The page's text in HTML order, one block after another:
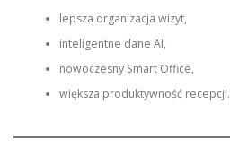
lepsza organizacja wizyt,
inteligentne dane AI,
nowoczesny Smart Office,
większa produktywność recepcji.